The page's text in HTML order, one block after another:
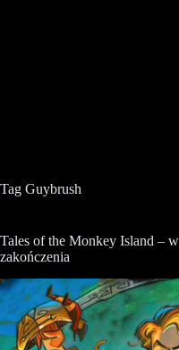
Tag Guybrush
Tales of the Monkey Island –
zakończenia